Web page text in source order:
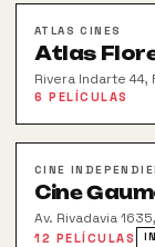
ATLAS CINES
Atlas
Rivera Indarte 44,
6 PELÍCULAS
CINE
Cine
Av. Rivadavia
12 PELÍCULAS